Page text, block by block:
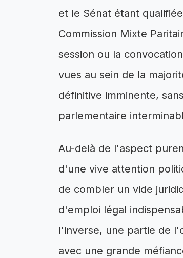
et le Sénat étant
Commission Mixte
session ou la
vues au sein de la
définitive imminente,
parlementaire
Au-delà de l'aspect
d'une vive attention
de combler un vide
d'emploi légal
l'inverse, une partie de
avec une grande